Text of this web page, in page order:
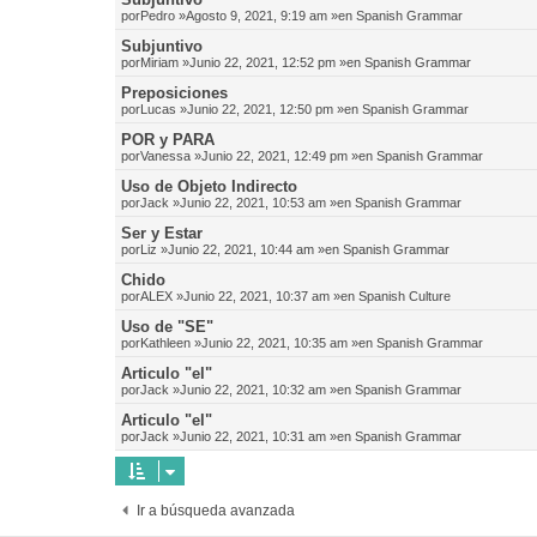
porPedro »Agosto 9, 2021, 9:19 am »en Spanish Grammar
Subjuntivo
porMiriam »Junio 22, 2021, 12:52 pm »en Spanish Grammar
Preposiciones
porLucas »Junio 22, 2021, 12:50 pm »en Spanish Grammar
POR y PARA
porVanessa »Junio 22, 2021, 12:49 pm »en Spanish Grammar
Uso de Objeto Indirecto
porJack »Junio 22, 2021, 10:53 am »en Spanish Grammar
Ser y Estar
porLiz »Junio 22, 2021, 10:44 am »en Spanish Grammar
Chido
porALEX »Junio 22, 2021, 10:37 am »en Spanish Culture
Uso de "SE"
porKathleen »Junio 22, 2021, 10:35 am »en Spanish Grammar
Articulo "el"
porJack »Junio 22, 2021, 10:32 am »en Spanish Grammar
Articulo "el"
porJack »Junio 22, 2021, 10:31 am »en Spanish Grammar
Ir a búsqueda avanzada